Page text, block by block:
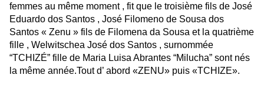
femmes au même moment , fit que le troisième fils de José
Eduardo dos Santos , José Filomeno de Sousa dos
Santos « Zenu » fils de Filomena da Sousa et la quatrième
fille , Welwitschea José dos Santos , surnommée
“TCHIZÉ” fille de Maria Luisa Abrantes “Milucha” sont nés
la même année.Tout d’ abord «ZENU» puis «TCHIZE».